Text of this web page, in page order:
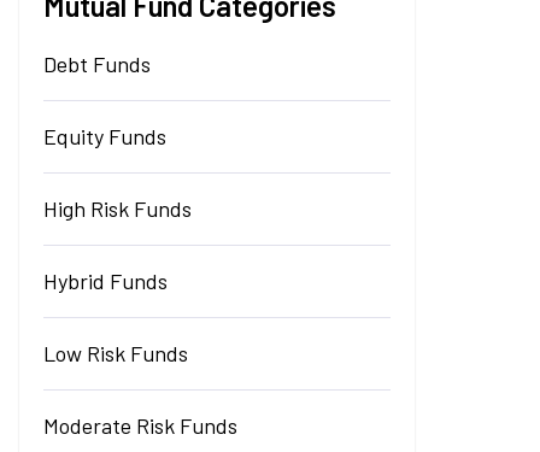
Debt Funds
Equity Funds
High Risk Funds
Hybrid Funds
Low Risk Funds
Moderate Risk Funds